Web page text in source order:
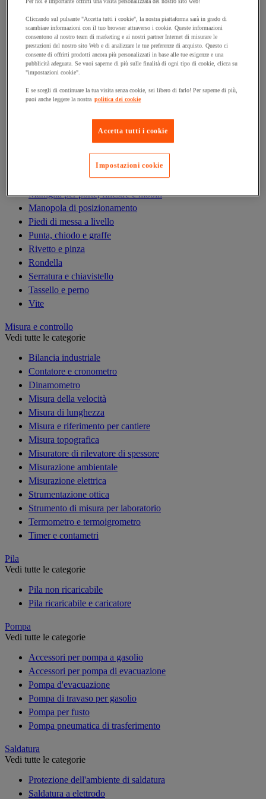
Antivibrazioni
Asta filettata
Boccola, inserto, molla e filetto riportato
Bullone
Calamita di fissaggio
Cardine, cerniera e bandella
Cerniera
Fascetta di serraggio
Ferramenta per l'arredamento
Giunto e clip circolare
Guarnizione per porte, finestre e cancelli
Maniglia per porte, finestre e mobili
Manopola di posizionamento
Piedi di messa a livello
Punta, chiodo e graffe
Rivetto e pinza
Rondella
Serratura e chiavistello
Tassello e perno
Vite
Misura e controllo
Vedi tutte le categorie
Bilancia industriale
Contatore e cronometro
Dinamometro
Misura della velocità
Misura di lunghezza
Misura e riferimento per cantiere
Misura topografica
Misuratore di rilevatore di spessore
Misurazione ambientale
Misurazione elettrica
Strumentazione ottica
Strumento di misura per laboratorio
Termometro e termoigrometro
Timer e contametri
Pila
Vedi tutte le categorie
Pila non ricaricabile
Pila ricaricabile e caricatore
Pompa
Vedi tutte le categorie
Accessori per pompa a gasolio
Accessori per pompa di evacuazione
Pompa d'evacuazione
Pompa di travaso per gasolio
Pompa per fusto
Pompa pneumatica di trasferimento
Saldatura
Vedi tutte le categorie
Protezione dell'ambiente di saldatura
Saldatura a elettrodo
Cliccando sul pulsante "Accetta tutti i cookie", la nostra piattaforma sarà in grado di
scambiare informazioni con il tuo browser attraverso i cookie. Queste informazioni
consentono al nostro team di marketing e ai nostri partner Internet di misurare le
prestazioni del nostro sito Web e di analizzare le tue preferenze di acquisto. Questo ci
consente di offrirti prodotti ancora più personalizzati in base alle tue esigenze e una
pubblicità adeguata. Se vuoi saperne di più sulle finalità di ogni tipo di cookie, clicca su
"impostazioni cookie".
E se scegli di continuare la tua visita senza cookie, sei libero di farlo! Per saperne di più,
puoi anche leggere la nostra politica dei cookie
Accetta tutti i cookie
Impostazioni cookie